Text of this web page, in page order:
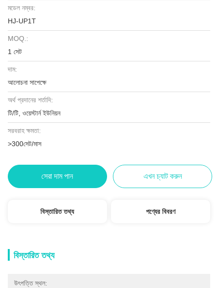
মডেল নম্বর:
HJ-UP1T
MOQ.:
1 সেট
দাম:
আলোচনা সাপেক্ষে
অর্থ প্রদানের শর্তাদি:
টি/টি, ওয়েস্টার্ন ইউনিয়ন
সরবরাহ ক্ষমতা:
>300সেট/মাস
সেরা দাম পান এখন চ্যাট করুন
বিস্তারিত তথ্য পণ্যের বিবরণ
বিস্তারিত তথ্য
উৎপত্তি স্থল: